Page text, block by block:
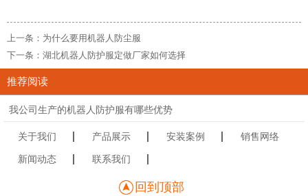
上一条：为什么要用机器人防尘服
下一条：湖北机器人防护服定做厂家如何选择
推荐阅读
我公司生产的机器人防护服有哪些优势
关于我们 产品展示 安装案例 销售网络
新闻动态 联系我们
回到顶部